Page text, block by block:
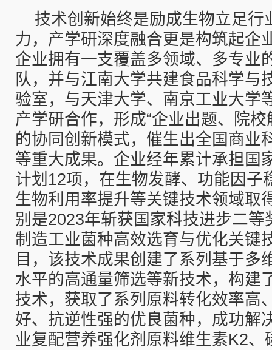
技术创新始终是励成生物立足行
力，产学研深度融合更是构筑起企
企业拥有一支覆盖多领域、多专业
队，并与江南大学共建食品科学与
验室，与天津大学、南京工业大学
产学研合作，形成“企业出题、院校
的协同创新模式，催生出全国商业
等重大成果。企业经年累计承担国
计划12项，在生物发酵、功能因子
生物利用率提升等关键技术领域取
别是2023年斩获国家科技进步二等
制造工业菌种高效选育与优化关键
目，该技术成果创建了系列基于多
水平的高通量筛选等新技术，构建
技术，获取了系列原料转化效率高
好、抗逆性强的优良菌种，成功解
业复配营养强化剂原料维生素K2、